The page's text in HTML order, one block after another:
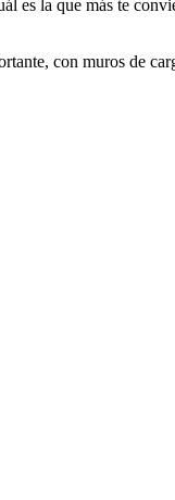
es la que más te
con muros de